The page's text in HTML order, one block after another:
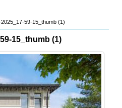
59-15_thumb (1)
15_thumb (1)